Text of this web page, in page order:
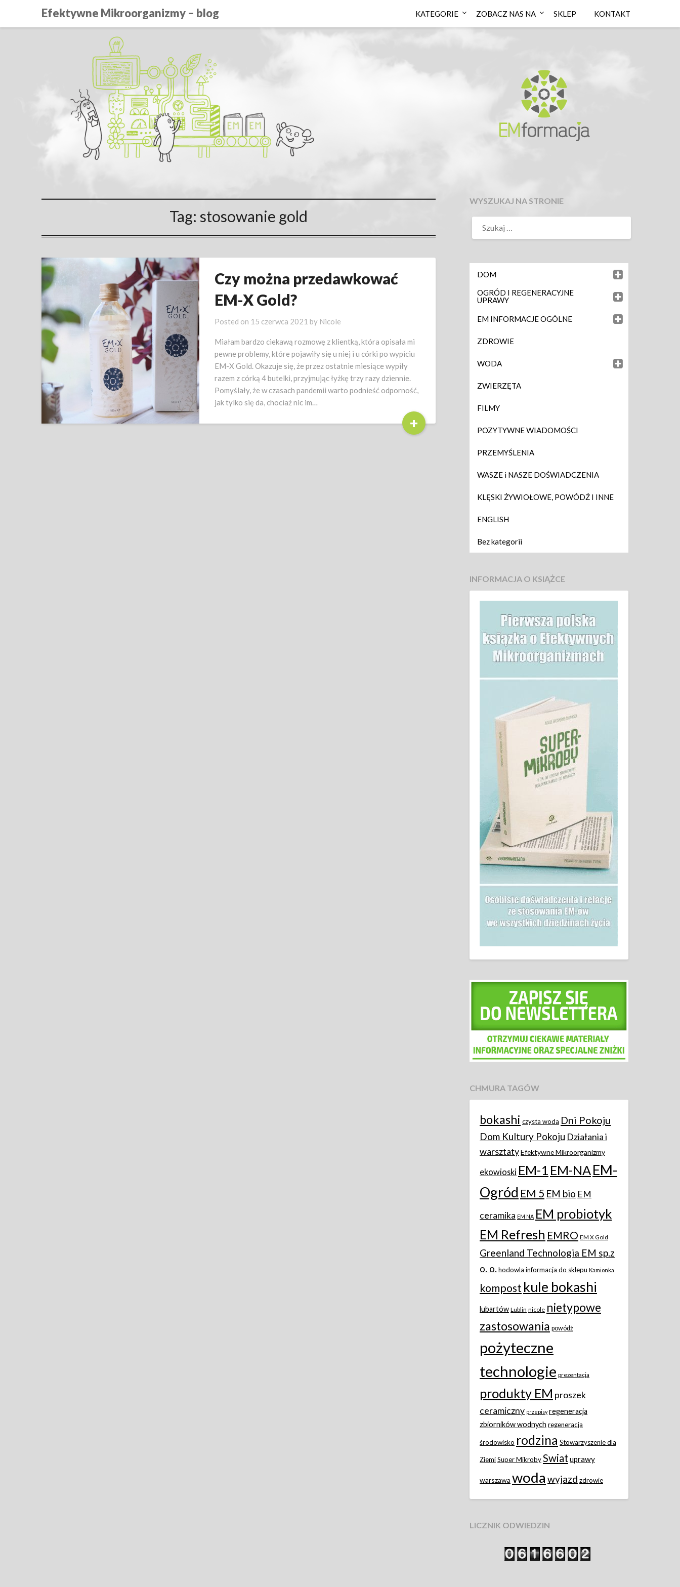
Efektywne Mikroorganizmy – blog KATEGORIE ZOBACZ NAS NA SKLEP KONTAKT
Tag: stosowanie gold
Czy można przedawkować
EM-X Gold?
Posted on 15 czerwca 2021 by Nicole
Miałam bardzo ciekawą rozmowę z klientką, która opisała mi
pewne problemy, które pojawiły się u niej i u córki po wypiciu
EM-X Gold. Okazuje się, że przez ostatnie miesiące wypiły
razem z córką 4 butelki, przyjmując łyżkę trzy razy dziennie.
Pomyślały, że w czasach pandemii warto podnieść odporność,
jak tylko się da, chociaż nic im…
+
WYSZUKAJ NA STRONIE
DOM
OGRÓD I REGENERACYJNE
UPRAWY
EM INFORMACJE OGÓLNE
ZDROWIE
WODA
ZWIERZĘTA
FILMY
POZYTYWNE WIADOMOŚCI
PRZEMYŚLENIA
WASZE i NASZE DOŚWIADCZENIA
KLĘSKI ŻYWIOŁOWE, POWÓDŹ I INNE
ENGLISH
Bez kategorii
INFORMACJA O KSIĄŻCE
CHMURA TAGÓW
bokashi czysta woda Dni Pokoju
Dom Kultury Pokoju Działania i
warsztatyEfektywne Mikroorganizmy
ekowioski EM-1 EM-NAEM-
Ogród EM 5 EM bio EM
ceramika EM NA EM probiotyk
EM Refresh EMRO EM X Gold
Greenland Technologia EM sp.z
o. o.hodowla informacja do sklepu Kamionka
kompost kule bokashi
lubartów Lublin nicole nietypowe
zastosowania powódż
pożyteczne
technologie prezentacja
produkty EM proszek
ceramiczny przepisy regeneracja
zbiorników wodnych regeneracja
środowisko rodzina Stowarzyszenie dla
ZiemiSuper MikrobySwiat uprawy
warszawa woda wyjazd zdrowie
LICZNIK ODWIEDZIN